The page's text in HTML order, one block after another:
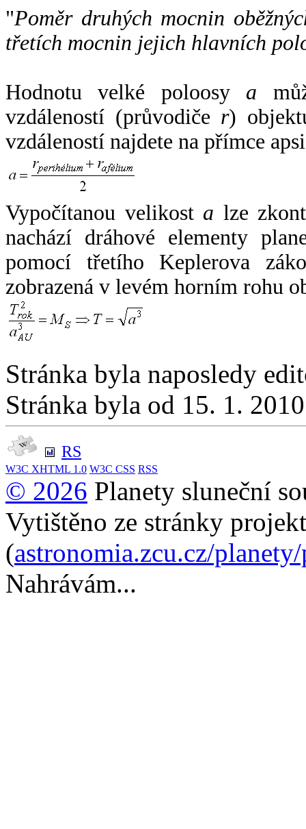
"Poměr druhých mocnin
třetích mocnin jejich hlavních
Hodnotu velké poloosy a
vzdáleností (průvodiče r)
vzdáleností najdete na přímce
Vypočítanou velikost a lze
nachází dráhové elementy
pomocí třetího Keplerova
zobrazená v levém horním rohu
Stránka byla naposledy
Stránka byla od 15. 1.
RS
W3C XHTML 1.0 W3C CSS RSS
© 2026 Planety sluneční
Vytištěno ze stránky
(astronomia.zcu.cz/
Nahrávám...